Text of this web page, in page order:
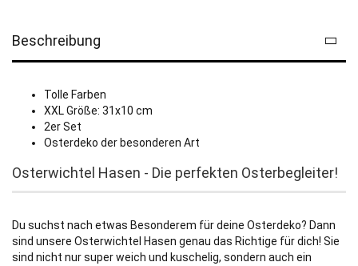
Beschreibung
Tolle Farben
XXL Größe: 31x10 cm
2er Set
Osterdeko der besonderen Art
Osterwichtel Hasen - Die perfekten Osterbegleiter!
Du suchst nach etwas Besonderem für deine Osterdeko? Dann
sind unsere Osterwichtel Hasen genau das Richtige für dich! Sie
sind nicht nur super weich und kuschelig, sondern auch ein